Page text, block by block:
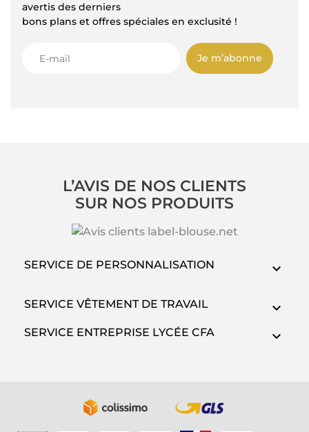
avertis des derniers
bons plans et offres spéciales en exclusité !
Je m’abonne
L’AVIS DE NOS CLIENTS
SUR NOS PRODUITS
SERVICE DE PERSONNALISATION
SERVICE VÊTEMENT DE TRAVAIL
SERVICE ENTREPRISE LYCÉE CFA